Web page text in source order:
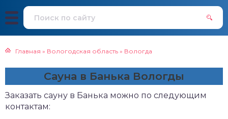
Главная » Вологодская область » Вологда
Сауна в Банька Вологды
Заказать сауну в Банька можно по следующим
контактам: